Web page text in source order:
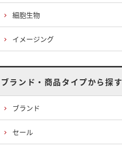
細胞生物
イメージング
ブランド・商品タイプから探す
ブランド
セール